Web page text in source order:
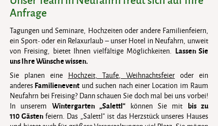
Anfrage
Tagungen und Seminare, Hochzeiten oder andere Familienfeiern,
ein Sport- oder ein Relaxurlaub – unser Hotel in Neufahrn, unweit
von Freising, bietet Ihnen vielfältige Möglichkeiten. Lassen Sie
uns Ihre Wünsche wissen.
Sie planen eine Hochzeit,Taufe,Weihnachtsfeier oder ein
anderesFamilieneventund suchen nach einer Location im Raum
Neufahrn bei Freising? Dann schauen Sie doch mal bei uns vorbei!
In unserem Wintergarten „Salettl“können Sie mit bis zu
110 Gästenfeiern. Das „Salettl“ ist das Herzstück unseres Hauses